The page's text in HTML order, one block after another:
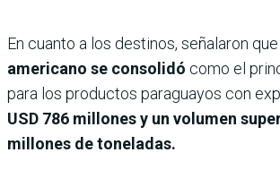
En cuanto a los destinos, señalaron que
americano se consolidó como el
para los productos paraguayos con
USD 786 millones y un volumen
millones de toneladas.